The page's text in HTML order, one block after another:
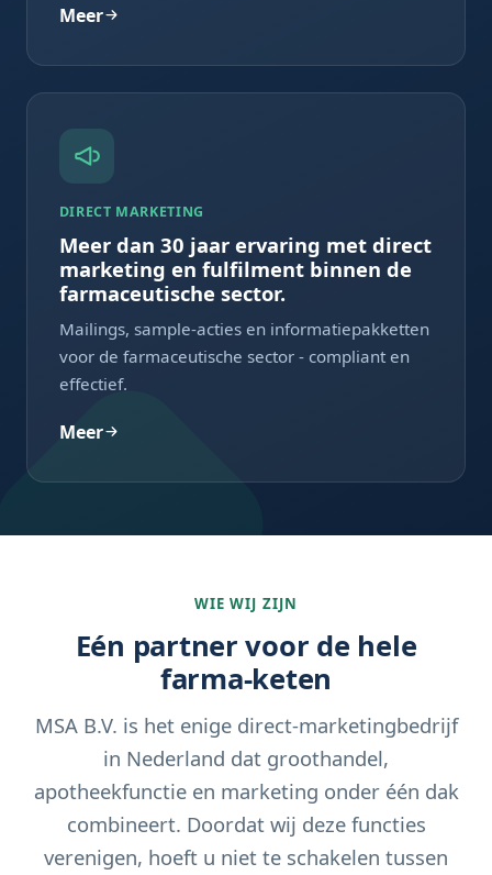
Meer
DIRECT MARKETING
Meer dan 30 jaar ervaring met direct
marketing en fulfilment binnen de
farmaceutische sector.
Mailings, sample-acties en informatiepakketten
voor de farmaceutische sector - compliant en
effectief.
Meer
WIE WIJ ZIJN
Eén partner voor de hele
farma-keten
MSA B.V. is het enige direct-marketingbedrijf
in Nederland dat groothandel,
apotheekfunctie en marketing onder één dak
combineert. Doordat wij deze functies
verenigen, hoeft u niet te schakelen tussen